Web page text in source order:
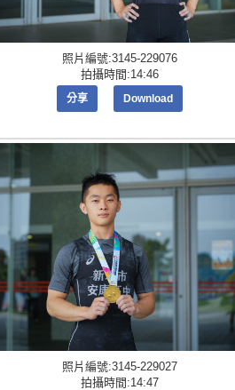
照片編號:3145-229076
拍攝時間:14:46
分享 Download
照片編號:3145-229027
拍攝時間:14:47